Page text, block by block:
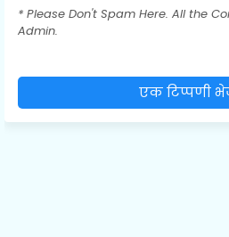
* Please Don't Spam Here. All the
Admin.
एक टिप्पणी